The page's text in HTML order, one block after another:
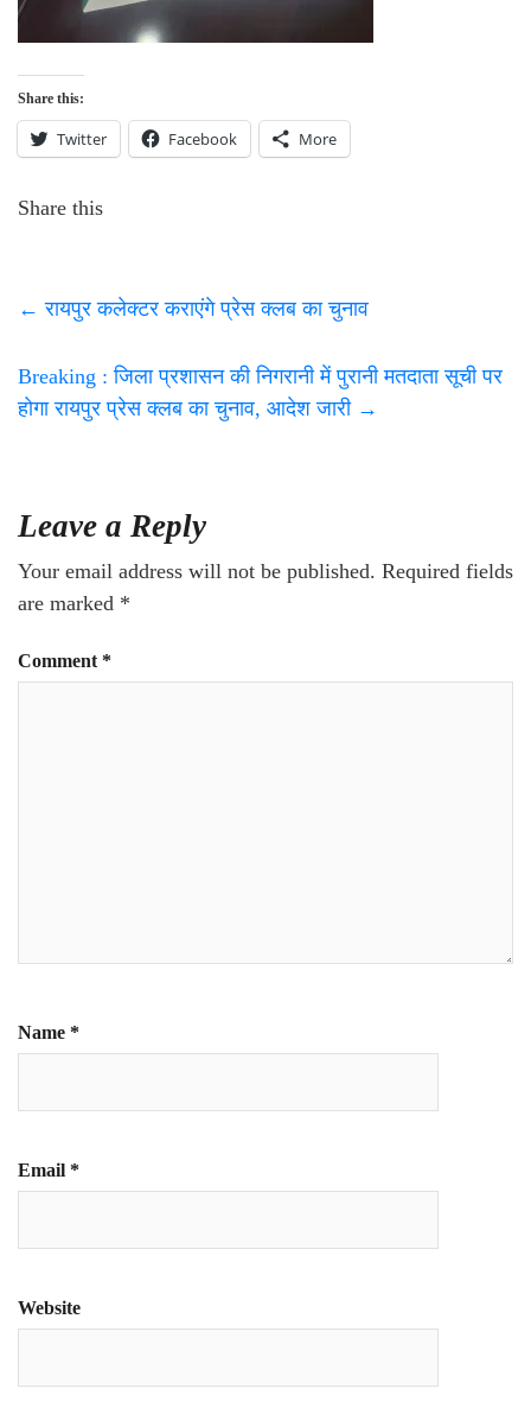
Share this:
Twitter Facebook More
Share this
← रायपुर कलेक्टर कराएंगे प्रेस क्लब का चुनाव
Breaking : जिला प्रशासन की निगरानी में पुरानी मतदाता सूची पर
होगा रायपुर प्रेस क्लब का चुनाव, आदेश जारी →
Leave a Reply
Your email address will not be published. Required fields
are marked *
Comment *
Name *
Email *
Website